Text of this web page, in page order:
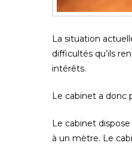
La situation
difficultés qu’ils
intérêts.
Le cabinet a donc
Le cabinet
à un mètre. Le